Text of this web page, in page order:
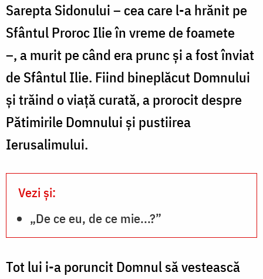
Sarepta Sidonului – cea care l-a hrănit pe
Sfântul Proroc Ilie în vreme de foamete
–, a murit pe când era prunc și a fost înviat
de Sfântul Ilie. Fiind bineplăcut Domnului
și trăind o viață curată, a prorocit despre
Pătimirile Domnului și pustiirea
Ierusalimului.
Vezi și:
„De ce eu, de ce mie...?”
Tot lui i-a poruncit Domnul să vestească